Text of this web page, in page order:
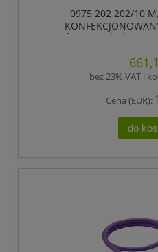
0975 202 202/10
ZAKOŃCZONY, ŻEŃSKIE
bez 23% VAT i
Cena (EUR):
do